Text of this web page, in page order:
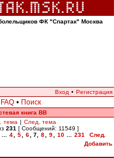
ФК "Спартак" Москва
Вход • Регистрация
FAQ • Поиск
книга ВВ
тема | След. тема
231 [ Сообщений: 11549 ]
4 5 6 7 8 9 10 231
След.
Добавить